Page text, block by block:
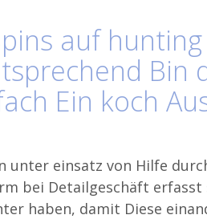
auf
Bin
Ein koch
unter einsatz von Hilfe
bei Detailgeschäft
haben, damit Diese